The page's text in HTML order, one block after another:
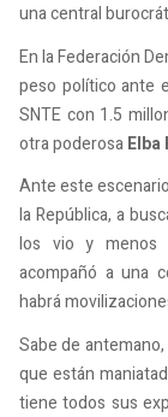
una central
En la Federación
peso político ante
SNTE con 1.5
otra poderosa
Ante este
la República, a
los vio y menos
acompañó a una
habrá
Sabe de
que están
tiene todos sus